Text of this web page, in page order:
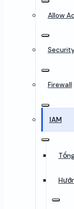
Allow
Firewall
IAM